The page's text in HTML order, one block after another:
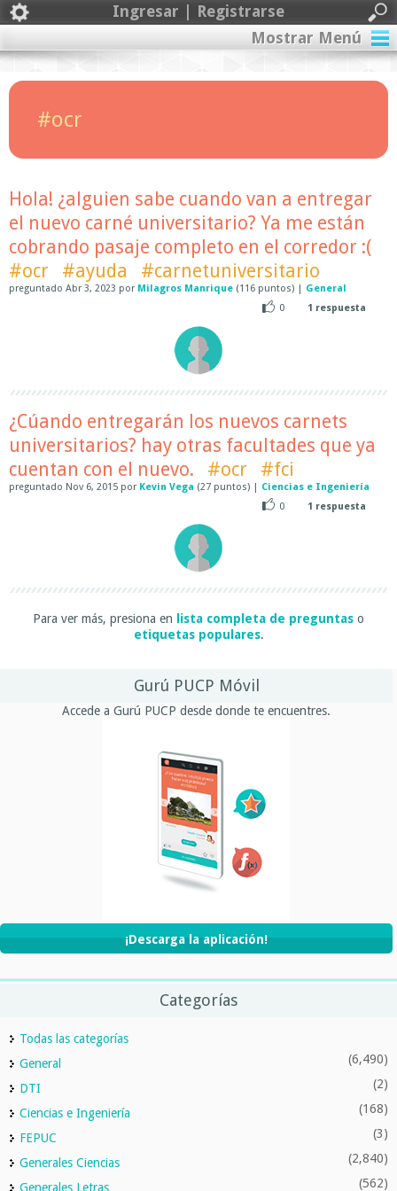
Ingresar | Registrarse
Mostrar Menú
#ocr
Hola! ¿alguien sabe cuando van a entregar
el nuevo carné universitario? Ya me están
cobrando pasaje completo en el corredor :(
#ocr
#ayuda #carnetuniversitario
preguntado Abr 3, 2023 por Milagros Manrique (116 puntos) | General
0
1 respuesta
¿Cúando entregarán los nuevos carnets
universitarios? hay otras facultades que ya
cuentan con el nuevo.
#ocr #fci
preguntado Nov 6, 2015 por Kevin Vega (27 puntos) | Ciencias e Ingeniería
0
1 respuesta
Para ver más, presiona en lista completa de preguntas o
etiquetas populares.
Gurú PUCP Móvil
Accede a Gurú PUCP desde donde te encuentres.
¡Descarga la aplicación!
Categorías
Todas las categorías
General
(6,490)
DTI (2)
Ciencias e Ingeniería (168)
FEPUC (3)
Generales Ciencias (2,840)
Generales Letras (562)